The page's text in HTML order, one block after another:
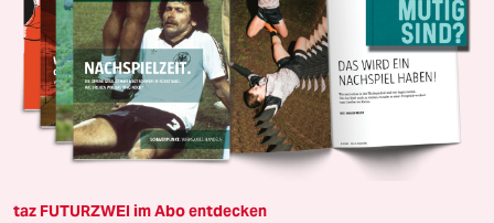
taz FUTURZWEI im Abo entdecken